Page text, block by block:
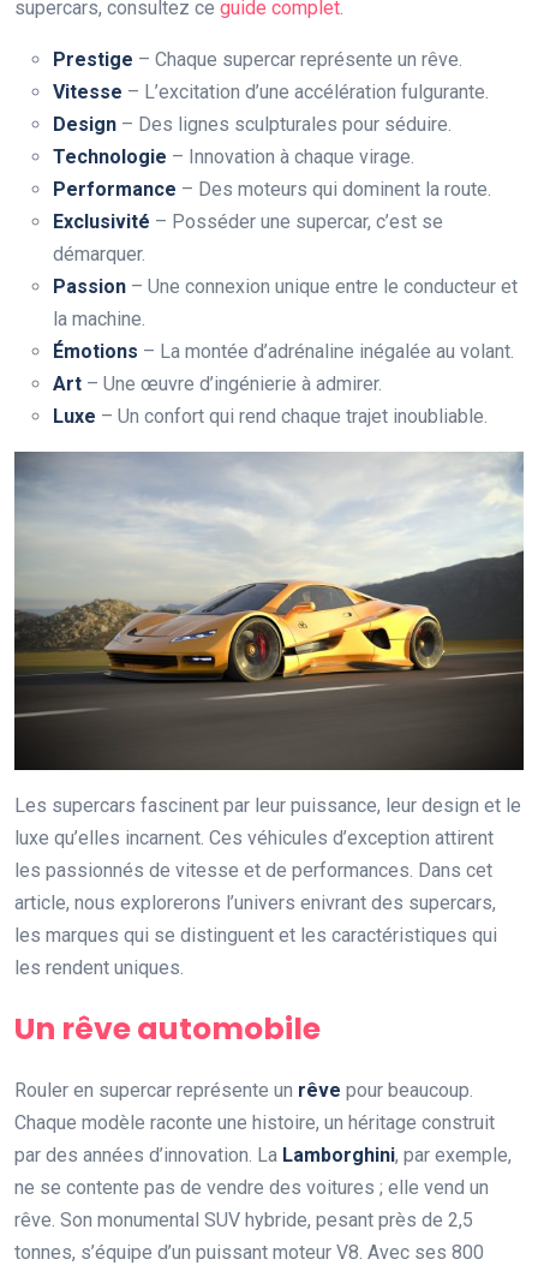
supercars, consultez ce guide complet
Prestige – Chaque supercar représente un rêve.
Vitesse – L’excitation d’une accélération fulgurante.
Design – Des lignes sculpturales pour séduire.
Technologie – Innovation à chaque virage.
Performance – Des moteurs qui dominent la route.
Exclusivité – Posséder une supercar, c’est se
démarquer.
Passion – Une connexion unique entre le conducteur et
la machine.
Émotions – La montée d’adrénaline inégalée au volant.
Art – Une œuvre d’ingénierie à admirer.
Luxe – Un confort qui rend chaque trajet inoubliable.
Les supercars fascinent par leur puissance, leur design et le
luxe qu’elles incarnent. Ces véhicules d’exception attirent
les passionnés de vitesse et de performances. Dans cet
article, nous explorerons l’univers enivrant des supercars,
les marques qui se distinguent et les caractéristiques qui
les rendent uniques.
Un rêve automobile
Rouler en supercar représente un rêve pour beaucoup.
Chaque modèle raconte une histoire, un héritage construit
par des années d’innovation. La Lamborghini, par exemple,
ne se contente pas de vendre des voitures ; elle vend un
rêve. Son monumental SUV hybride, pesant près de 2,5
tonnes, s’équipe d’un puissant moteur V8. Avec ses 800